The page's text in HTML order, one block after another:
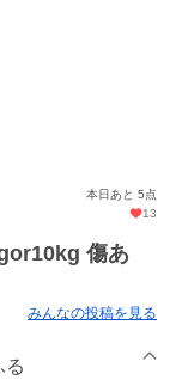
本日あと 5点
13
傷あ
みんなの投稿を見る
る